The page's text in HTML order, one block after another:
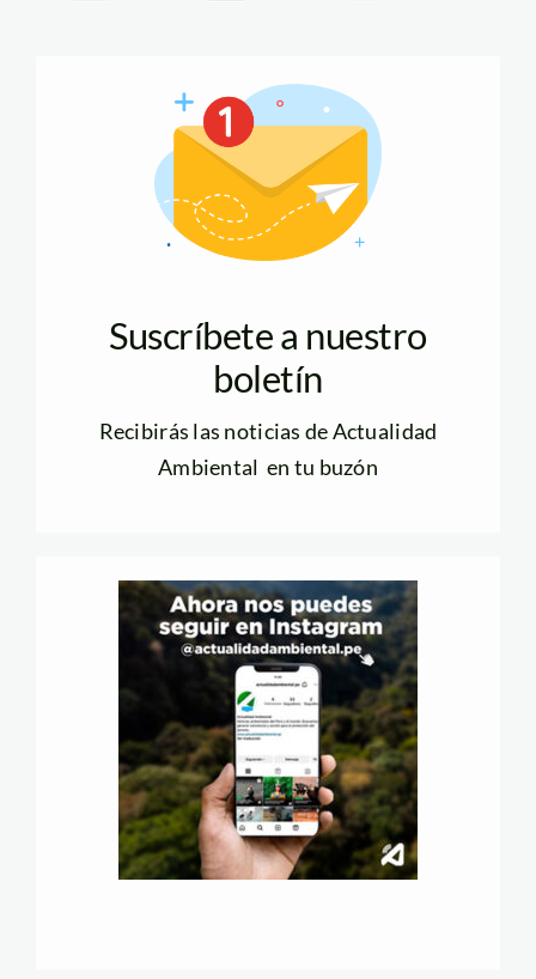
Suscríbete a nuestro
boletín
Recibirás las noticias de Actualidad
Ambiental en tu buzón